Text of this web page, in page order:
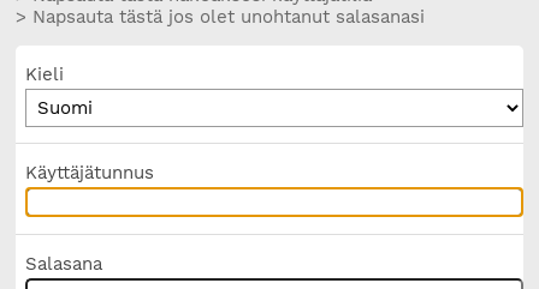
> Napsauta tästä jos olet unohtanut salasanasi
Kieli
Käyttäjätunnus
Salasana